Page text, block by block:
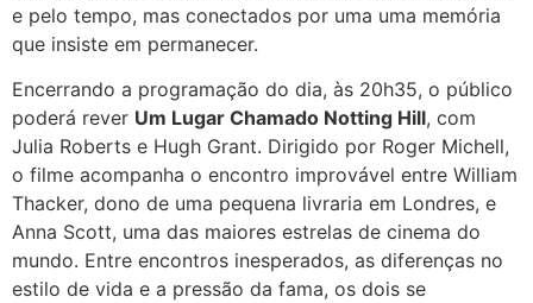
e pelo tempo, mas conectados por uma uma memória
que insiste em permanecer.
Encerrando a programação do dia, às 20h35, o público
poderá rever Um Lugar Chamado Notting Hill, com
Julia Roberts e Hugh Grant. Dirigido por Roger Michell,
o filme acompanha o encontro improvável entre William
Thacker, dono de uma pequena livraria em Londres, e
Anna Scott, uma das maiores estrelas de cinema do
mundo. Entre encontros inesperados, as diferenças no
estilo de vida e a pressão da fama, os dois se